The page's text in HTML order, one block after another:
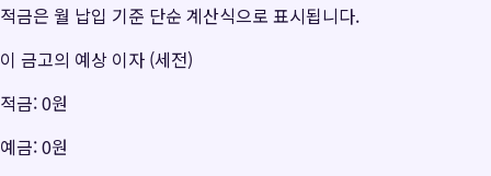
적금은 월 납입 기준 단순 계산식으로 표시됩니다.
이 금고의 예상 이자 (세전)
적금:0원
예금:0원